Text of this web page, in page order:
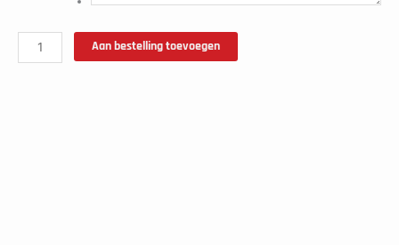
Aan bestelling toevoegen